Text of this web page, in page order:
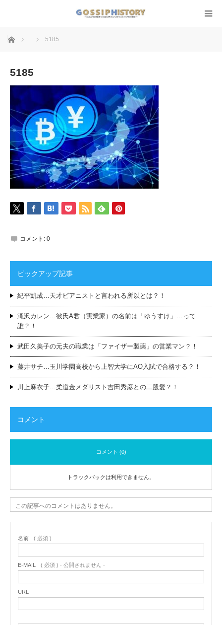
ホーム 5185
5185
コメント: 0
ピックアップ記事
紀平凱成…天才ピアニストと言われる所以とは？！
滝沢カレン…彼氏A君（実業家）の名前は「ゆうすけ」…って
誰？！
武田久美子の元夫の職業は「ファイザー製薬」の営業マン？！
藤井サチ…玉川学園高校から上智大学にAO入試で合格する？！
川上麻衣子…柔道金メダリスト吉田秀彦との二股愛？！
コメント
コメント (0)
トラックバックは利用できません。
この記事へのコメントはありません。
名前 ( 必須 )
E-MAIL ( 必須 ) - 公開されません -
URL